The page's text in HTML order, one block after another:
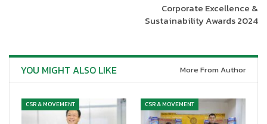
Corporate Excellence &
Sustainability Awards 2024
YOU MIGHT ALSO LIKE More From Author
CSR & MOVEMENT CSR & MOVEMENT